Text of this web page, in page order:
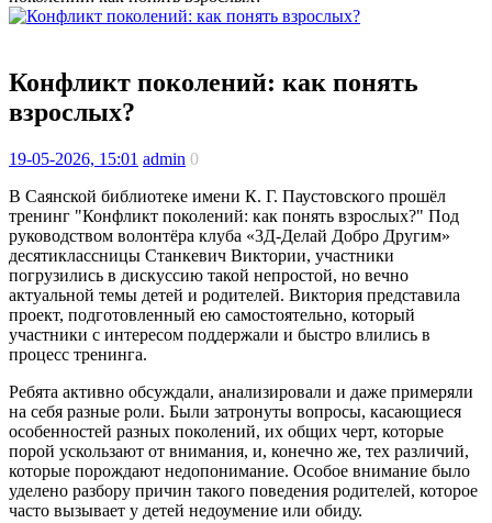
Конфликт поколений: как понять
взрослых?
19-05-2026, 15:01 admin 0
В Саянской библиотеке имени К. Г. Паустовского прошёл
тренинг "Конфликт поколений: как понять взрослых?" Под
руководством волонтёра клуба «3Д-Делай Добро Другим»
десятиклассницы Станкевич Виктории, участники
погрузились в дискуссию такой непростой, но вечно
актуальной темы детей и родителей. Виктория представила
проект, подготовленный ею самостоятельно, который
участники с интересом поддержали и быстро влились в
процесс тренинга.
Ребята активно обсуждали, анализировали и даже примеряли
на себя разные роли. Были затронуты вопросы, касающиеся
особенностей разных поколений, их общих черт, которые
порой ускользают от внимания, и, конечно же, тех различий,
которые порождают недопонимание. Особое внимание было
уделено разбору причин такого поведения родителей, которое
часто вызывает у детей недоумение или обиду.